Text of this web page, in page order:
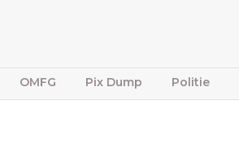
OMFG Pix Dump Politie